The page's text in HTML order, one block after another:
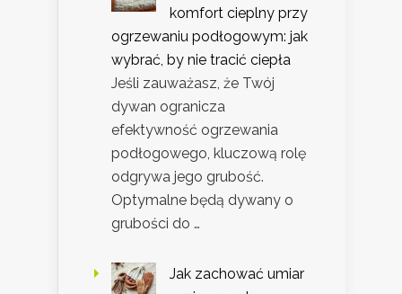
komfort cieplny przy
ogrzewaniu podłogowym: jak
wybrać, by nie tracić ciepła
Jeśli zauważasz, że Twój
dywan ogranicza
efektywność ogrzewania
podłogowego, kluczową rolę
odgrywa jego grubość.
Optymalne będą dywany o
grubości do …
Jak zachować umiar